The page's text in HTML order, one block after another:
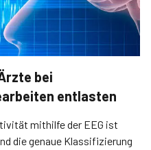
bei
entlasten
mithilfe der EEG ist
die genaue Klassifizierung